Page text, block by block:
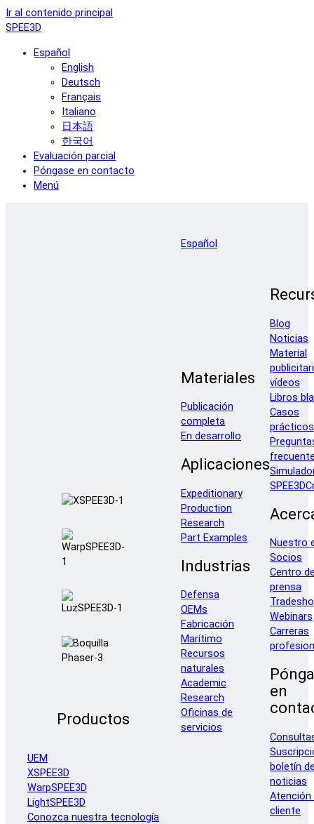
Ir al contenido principal
SPEE3D
Español
English
Deutsch
Français
Italiano
日本語
한국어
Evaluación parcial
Póngase en contacto
Menú
Productos
UEM
XSPEE3D
WarpSPEE3D
LightSPEE3D
Conozca nuestra tecnología
Español
Materiales
Publicación
completa
En desarrollo
Aplicaciones
Expeditionary
Production
Research
Part Examples
Industrias
Defensa
OEMs
Fabricación
Marítimo
Recursos
naturales
Academic
Research
Oficinas de
servicios
Blog
Noticias
Material
vídeos
Libros
Casos
prácticos
Nuestro
Socios
Centro
prensa
Webinars
Carreras
en
boletín
noticias
Atención
cliente